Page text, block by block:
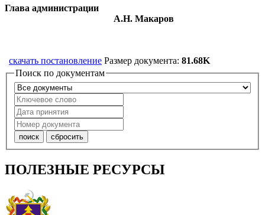
Глава администрации
А.Н. Макаров
скачать постановление Размер документа: 81.68K
Поиск по документам
ПОЛЕЗНЫЕ РЕСУРСЫ